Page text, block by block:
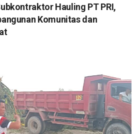
Hauling PT PRI,
Komunitas dan